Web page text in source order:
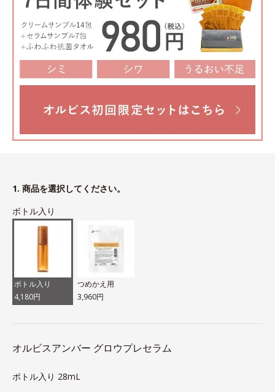
1. 商品を選択してください。
ボトル入り
ボトル入り
4,180円
つめかえ用
3,960円
オルビスアンバー グロウプレセラム
ボトル入り 28mL